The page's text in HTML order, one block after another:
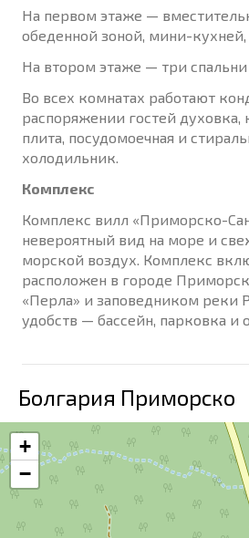
На первом этаже —
обеденной зоной, мини-кухней,
На втором этаже — три
Во всех комнатах работают
распоряжении гостей духовка,
плита, посудомоечная и
холодильник.
Комплекс
Комплекс вилл «Приморско-
невероятный вид на море и
морской воздух. Комплекс
расположен в городе
«Перла» и заповедником реки
удобств — бассейн, парковка и
Болгария Приморско
+
−